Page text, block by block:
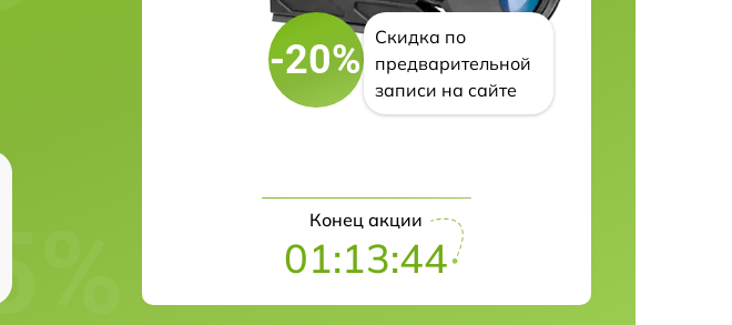
-20%
Скидка по
предварительной
записи на сайте
Конец акции
01:13:43